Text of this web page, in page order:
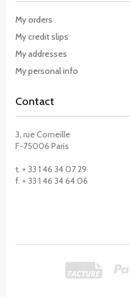
My orders
My credit slips
My addresses
My personal info
Contact
3, rue Corneille
F-75006 Paris
t. + 33 1 46 34 07 29
f. + 33 1 46 34 64 06